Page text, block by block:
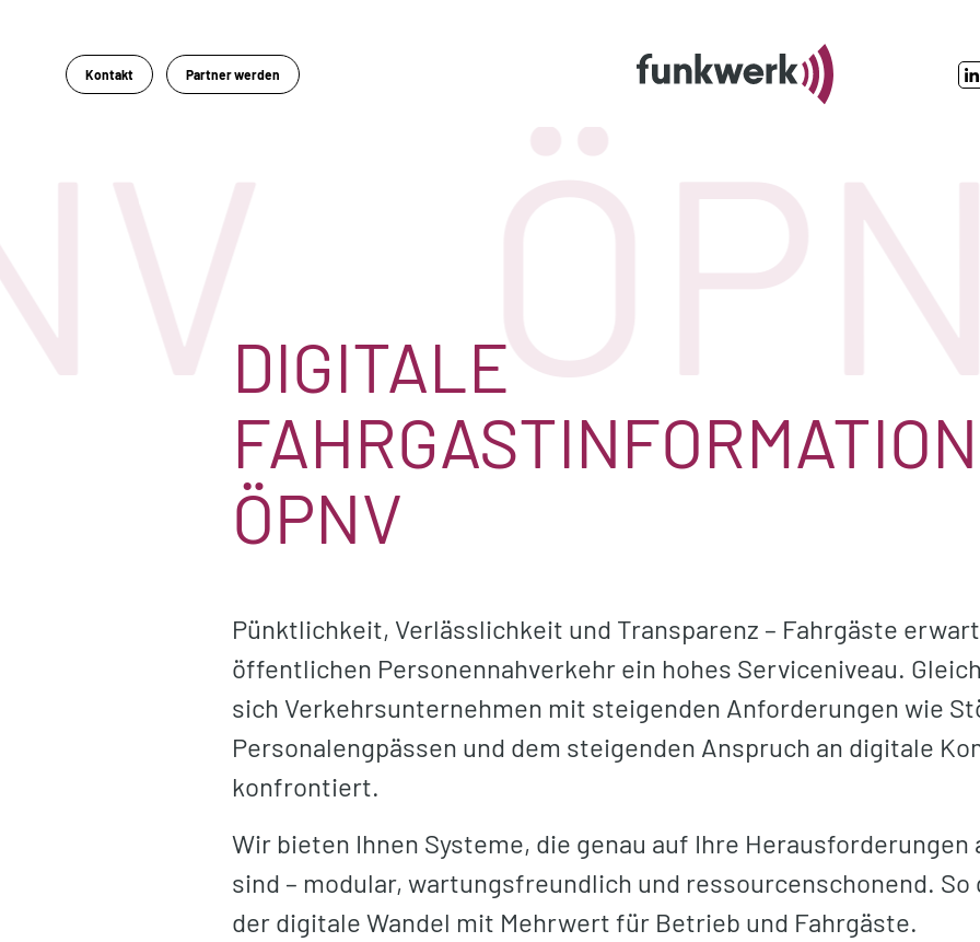
Kontakt Partner werden
DIGITALE
ÖPNV
Pünktlichkeit, Verlässlichkeit und Transparenz – Fahrgäste
öffentlichen Personennahverkehr ein hohes Serviceniveau.
sich Verkehrsunternehmen mit steigenden Anforderungen wie
Personalengpässen und dem steigenden Anspruch an digitale
konfrontiert.
Wir bieten Ihnen Systeme, die genau auf Ihre
sind – modular, wartungsfreundlich und ressourcenschonend. So
der digitale Wandel mit Mehrwert für Betrieb und Fahrgäste.